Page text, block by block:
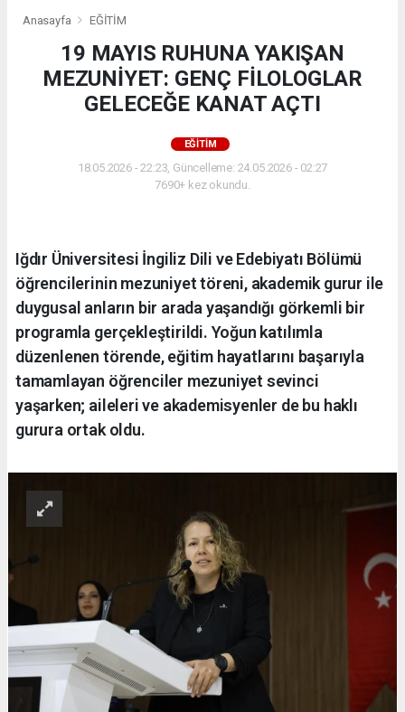
Anasayfa EĞİTİM
19 MAYIS RUHUNA YAKIŞAN
MEZUNİYET: GENÇ FİLOLOGLAR
GELECEĞE KANAT AÇTI
EĞİTİM
18.05.2026 - 22:23, Güncelleme: 24.05.2026 - 02:27
7690+ kez okundu.
Iğdır Üniversitesi İngiliz Dili ve Edebiyatı Bölümü
öğrencilerinin mezuniyet töreni, akademik gurur ile
duygusal anların bir arada yaşandığı görkemli bir
programla gerçekleştirildi. Yoğun katılımla
düzenlenen törende, eğitim hayatlarını başarıyla
tamamlayan öğrenciler mezuniyet sevinci
yaşarken; aileleri ve akademisyenler de bu haklı
gurura ortak oldu.